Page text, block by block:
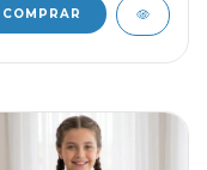
COMPRAR